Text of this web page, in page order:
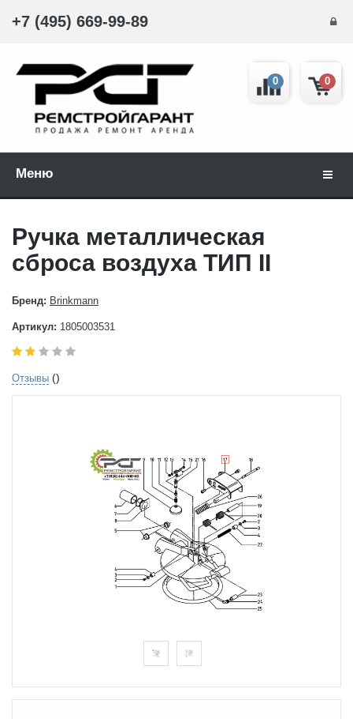
+7 (495) 669-99-89
0
0
Меню
Ручка металлическая
сброса воздуха ТИП II
Бренд: Brinkmann
Артикул: 1805003531
Отзывы ()